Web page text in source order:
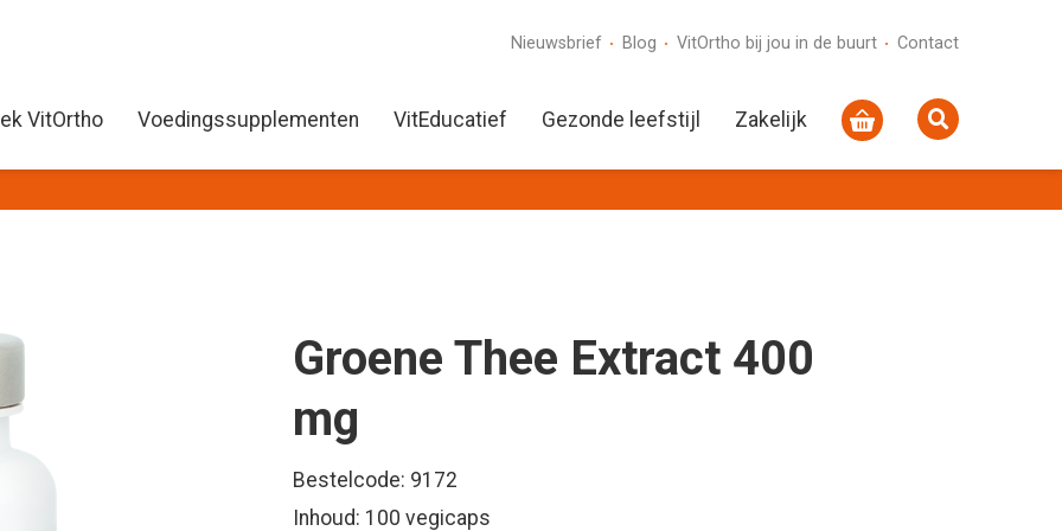
Nieuwsbrief Blog VitOrtho bij jou in de buurt Contact
VitOrtho Voedingssupplementen VitEducatief Gezonde leefstijl Zakelijk
Groene Thee Extract 400
mg
Bestelcode: 9172
Inhoud: 100 vegicaps